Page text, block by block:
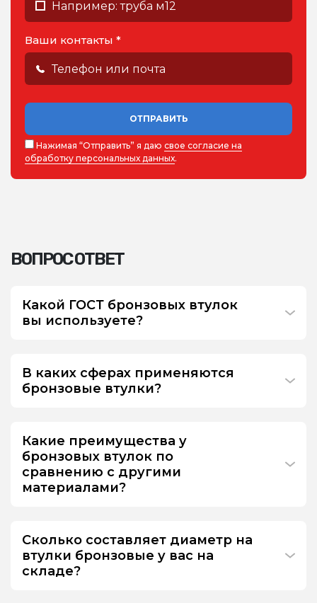
Ваши контакты *
ОТПРАВИТЬ
Нажимая “Отправить” я даю свое согласие на
обработку персональных данных.
ВОПРОС ОТВЕТ
Какой ГОСТ бронзовых втулок
вы используете?
В каких сферах применяются
бронзовые втулки?
Какие преимущества у
бронзовых втулок по
сравнению с другими
материалами?
Сколько составляет диаметр на
втулки бронзовые у вас на
складе?